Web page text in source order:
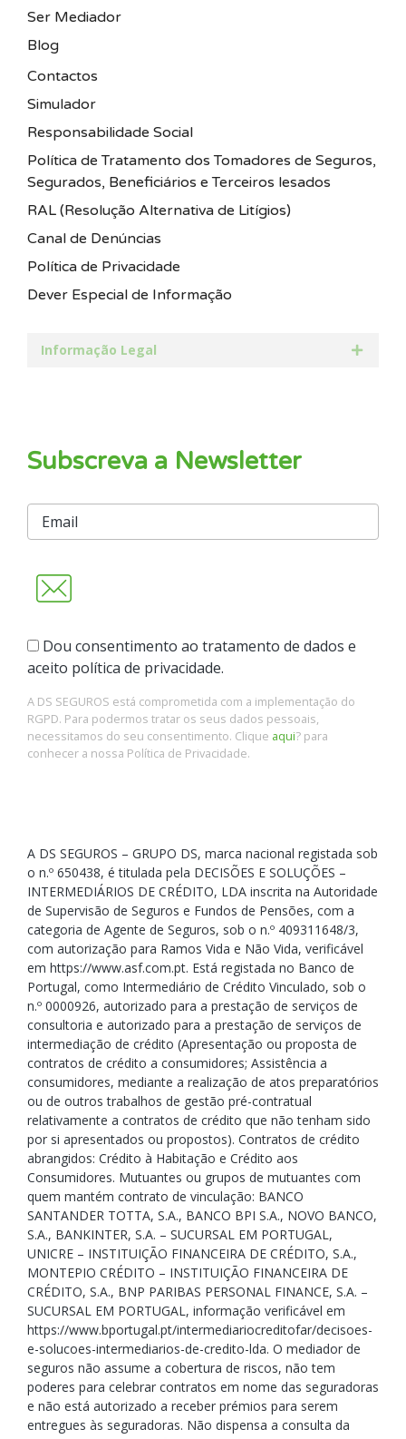
Ser Mediador
Blog
Contactos
Simulador
Responsabilidade Social
Política de Tratamento dos Tomadores de Seguros,
Segurados, Beneficiários e Terceiros lesados
RAL (Resolução Alternativa de Litígios)
Canal de Denúncias
Política de Privacidade
Dever Especial de Informação
Informação Legal
Subscreva a Newsletter
Dou consentimento ao tratamento de dados e
aceito política de privacidade.
A DS SEGUROS está comprometida com a implementação do
RGPD. Para podermos tratar os seus dados pessoais,
necessitamos do seu consentimento. Clique aqui? para
conhecer a nossa Política de Privacidade.
A DS SEGUROS – GRUPO DS, marca nacional registada sob
o n.º 650438, é titulada pela DECISÕES E SOLUÇÕES –
INTERMEDIÁRIOS DE CRÉDITO, LDA inscrita na Autoridade
de Supervisão de Seguros e Fundos de Pensões, com a
categoria de Agente de Seguros, sob o n.º 409311648/3,
com autorização para Ramos Vida e Não Vida, verificável
em https://www.asf.com.pt. Está registada no Banco de
Portugal, como Intermediário de Crédito Vinculado, sob o
n.º 0000926, autorizado para a prestação de serviços de
consultoria e autorizado para a prestação de serviços de
intermediação de crédito (Apresentação ou proposta de
contratos de crédito a consumidores; Assistência a
consumidores, mediante a realização de atos preparatórios
ou de outros trabalhos de gestão pré-contratual
relativamente a contratos de crédito que não tenham sido
por si apresentados ou propostos). Contratos de crédito
abrangidos: Crédito à Habitação e Crédito aos
Consumidores. Mutuantes ou grupos de mutuantes com
quem mantém contrato de vinculação: BANCO
SANTANDER TOTTA, S.A., BANCO BPI S.A., NOVO BANCO,
S.A., BANKINTER, S.A. – SUCURSAL EM PORTUGAL,
UNICRE – INSTITUIÇÃO FINANCEIRA DE CRÉDITO, S.A.,
MONTEPIO CRÉDITO – INSTITUIÇÃO FINANCEIRA DE
CRÉDITO, S.A., BNP PARIBAS PERSONAL FINANCE, S.A. –
SUCURSAL EM PORTUGAL, informação verificável em
https://www.bportugal.pt/intermediariocreditofar/decisoes-
e-solucoes-intermediarios-de-credito-lda. O mediador de
seguros não assume a cobertura de riscos, não tem
poderes para celebrar contratos em nome das seguradoras
e não está autorizado a receber prémios para serem
entregues às seguradoras. Não dispensa a consulta da